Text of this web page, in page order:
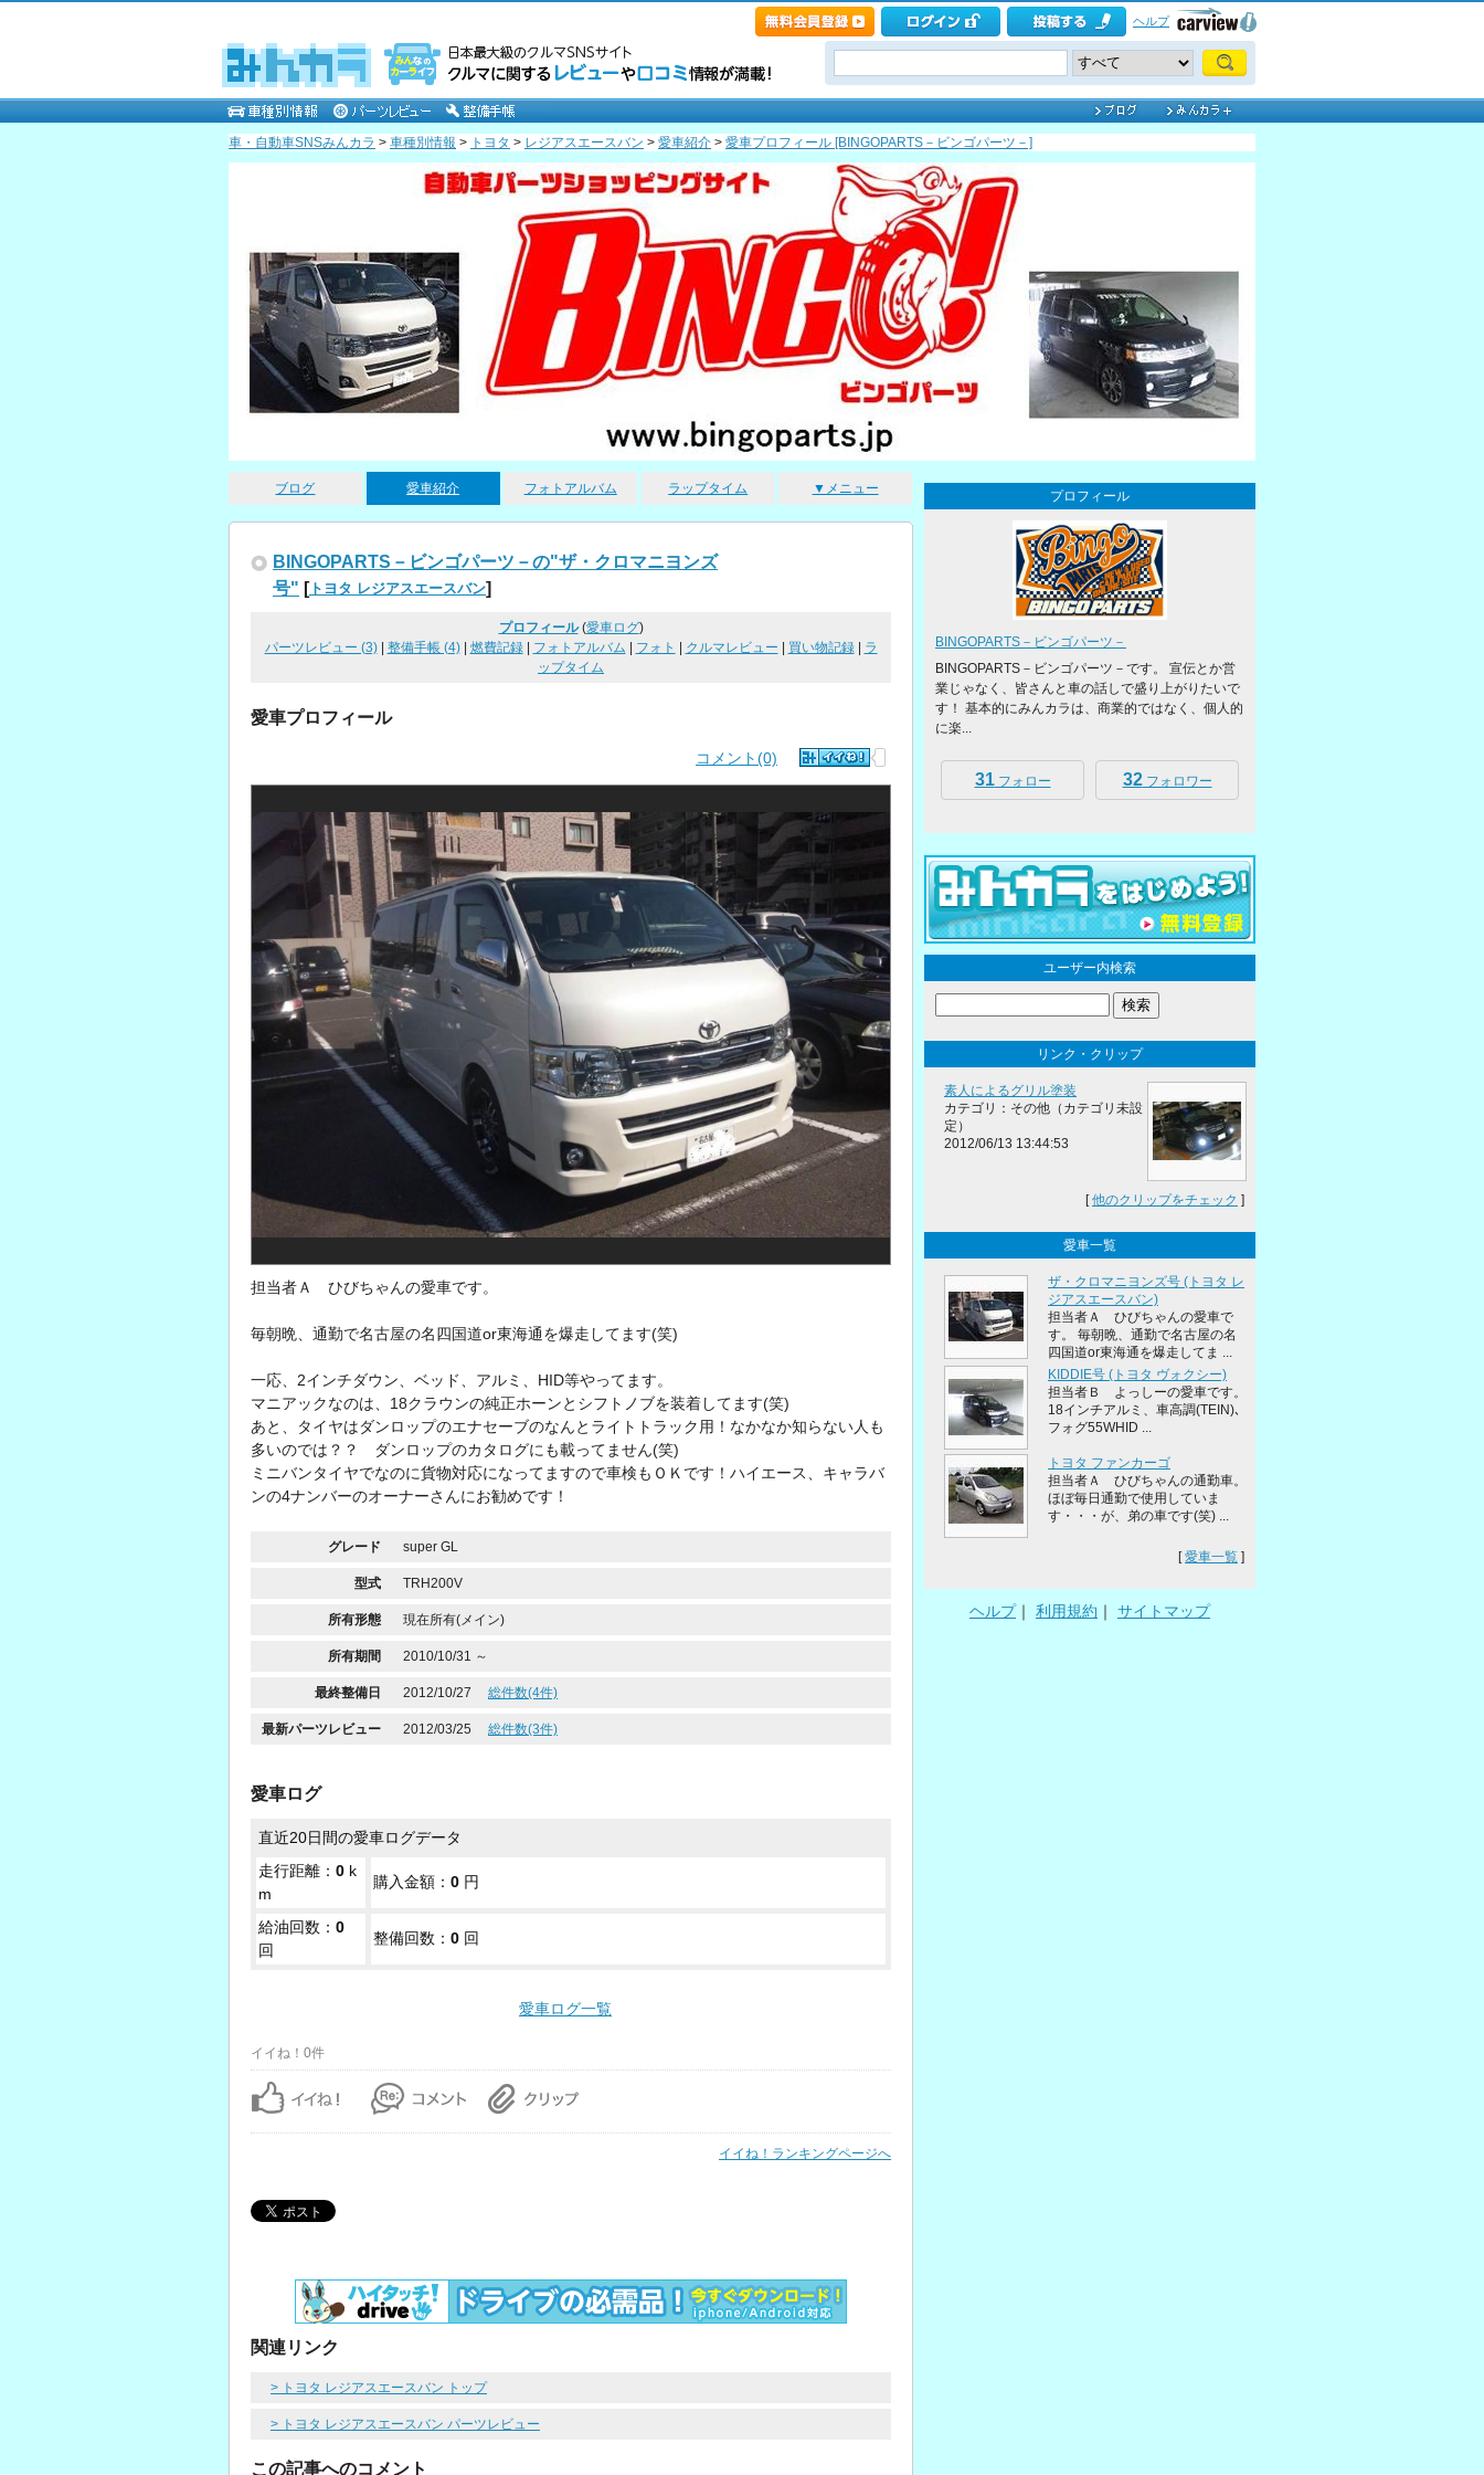
ヘルプ
車・自動車SNSみんカラ > 車種別情報 > トヨタ > レジアスエースバン > 愛車紹介 > 愛車プロフィール [BINGOPARTS－ビンゴパーツ－]
ブログ 愛車紹介 フォトアルバム ラップタイム ▼メニュー
BINGOPARTS－ビンゴパーツ－の"ザ・クロマニヨンズ
号" [ トヨタ レジアスエースバン]
プロフィール(愛車ログ)
パーツレビュー (3)| 整備手帳 (4)| 燃費記録| フォトアルバム フォト クルマレビュー 買い物記録|
ラ
ップタイム
愛車プロフィール
コメント(0)
担当者Ａ ひびちゃんの愛車です。
毎朝晩、通勤で名古屋の名四国道or東海通を爆走してます(笑)
一応、2インチダウン、ベッド、アルミ、HID等やってます。
マニアックなのは、18クラウンの純正ホーンとシフトノブを装着してます(笑)
あと、タイヤはダンロップのエナセーブのなんとライトトラック用！なかなか知らない人も
多いのでは？？ ダンロップのカタログにも載ってません(笑)
ミニバンタイヤでなのに貨物対応になってますので車検もＯＫです！ハイエース、キャラバ
ンの4ナンバーのオーナーさんにお勧めです！
グレード super GL
型式 TRH200V
所有形態 現在所有(メイン)
所有期間 2010/10/31 ～
最終整備日 2012/10/27 総件数(4件)
最新パーツレビュー 2012/03/25 総件数(3件)
愛車ログ
直近20日間の愛車ログデータ
走行距離： 0 k
m
購入金額： 0 円
給油回数： 0
回
整備回数： 0 回
愛車ログ一覧
イイね！0件
イイね！ランキングページへ
関連リンク
> トヨタ レジアスエースバン トップ
> トヨタ レジアスエースバン パーツレビュー
この記事へのコメント
プロフィール
BINGOPARTS－ビンゴパーツ－
BINGOPARTS－ビンゴパーツ－です。 宣伝とか営
業じゃなく、皆さんと車の話しで盛り上がりたいで
す！ 基本的にみんカラは、商業的ではなく、個人的
に楽...
31フォロー 32フォロワー
ユーザー内検索
リンク・クリップ
素人によるグリル塗装
カテゴリ：その他（カテゴリ未設
定）
2012/06/13 13:44:53
[他のクリップをチェック ]
愛車一覧
ザ・クロマニヨンズ号 (トヨタ レ
ジアスエースバン)
担当者Ａ ひびちゃんの愛車で
す。 毎朝晩、通勤で名古屋の名
四国道or東海通を爆走してま ...
KIDDIE号 (トヨタ ヴォクシー)
担当者Ｂ よっしーの愛車です。
18インチアルミ、車高調(TEIN)､
フォグ55WHID ...
トヨタ ファンカーゴ
担当者Ａ ひびちゃんの通勤車。
ほぼ毎日通勤で使用していま
す・・・が、弟の車です(笑) ...
[愛車一覧 ]
ヘルプ｜ 利用規約 ｜ サイトマップ